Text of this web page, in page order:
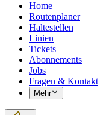
Home
Routenplaner
Haltestellen
Linien
Tickets
Abonnements
Jobs
Fragen & Kontakt
Mehr